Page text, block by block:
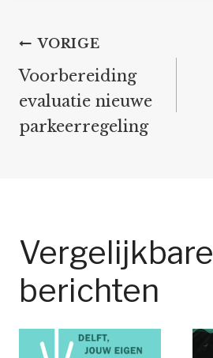
Bericht
navigatie
VORIGE
Voorbereiding
evaluatie nieuwe
parkeerregeling
Vergelijkbare
berichten